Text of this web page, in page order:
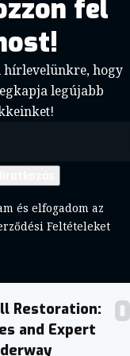
fel
hírlevelünkre, hogy
legújabb
és elfogadom az
Feltételeket
Restoration:
and Expert